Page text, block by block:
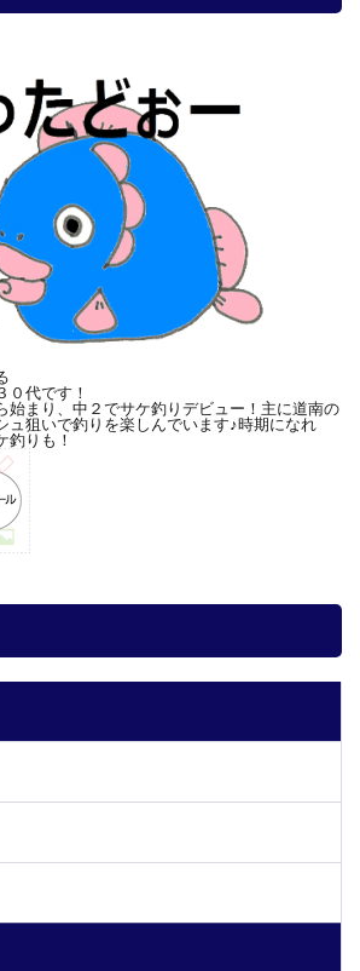
０代です！
始まり、中２でサケ釣りデビュー！主に道南の
ュ狙いで釣りを楽しんでいます♪時期になれ
釣りも！